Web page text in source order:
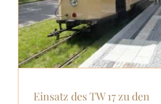
Einsatz des TW 17 zu den